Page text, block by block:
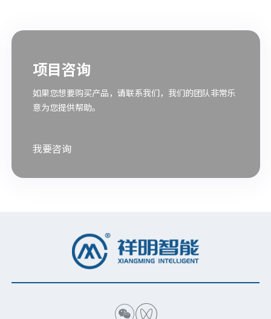
项目咨询
如果您想要购买产品，请联系我们，我们的团队非常乐
意为您提供帮助。
我要咨询
